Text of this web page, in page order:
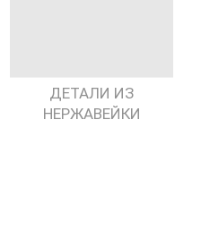
ДЕТАЛИ ИЗ
НЕРЖАВЕЙКИ